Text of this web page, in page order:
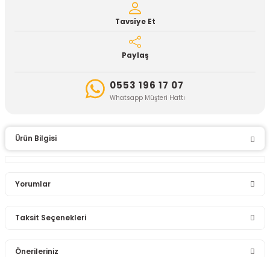
Tavsiye Et
Paylaş
0553 196 17 07
Whatsapp Müşteri Hattı
Ürün Bilgisi
Yorumlar
Taksit Seçenekleri
Önerileriniz